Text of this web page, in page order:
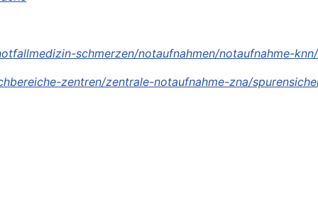
schmerzen/notaufnahmen/notaufnahme-
zentren/zentrale-notaufnahme-zna/